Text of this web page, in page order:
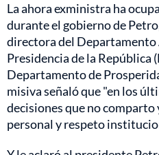
La ahora exministra ha
durante el gobierno de
directora del
Presidencia de la República
Departamento de
misiva señaló que "en los
decisiones que no comparto
personal y respeto